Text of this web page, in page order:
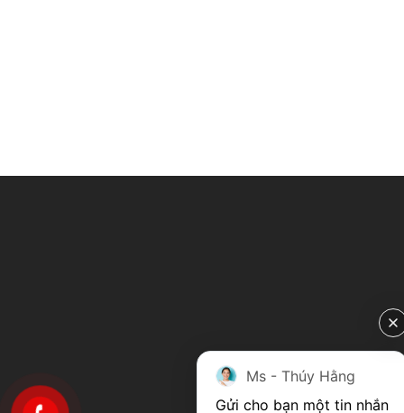
Ms - Thúy Hằng
Gửi cho bạn một tin nhắn